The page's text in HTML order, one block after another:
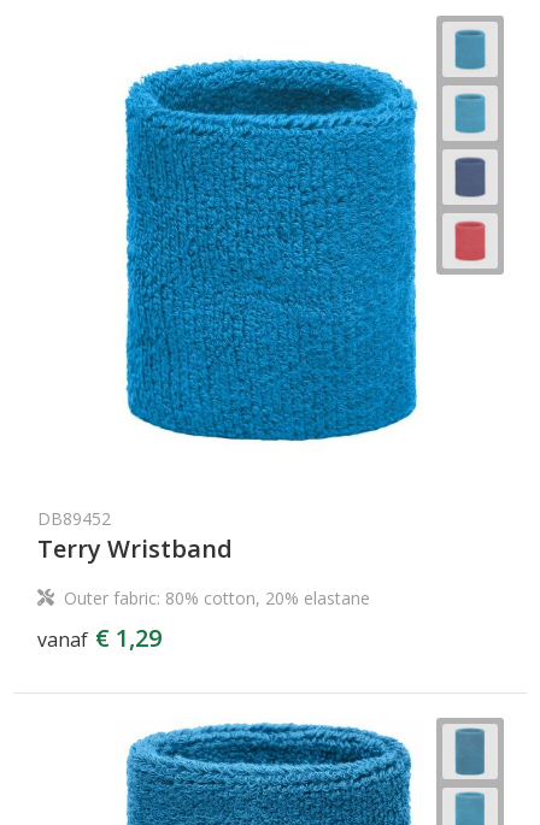
DB89452
Terry Wristband
Outer fabric: 80% cotton, 20% elastane
vanaf € 1,29